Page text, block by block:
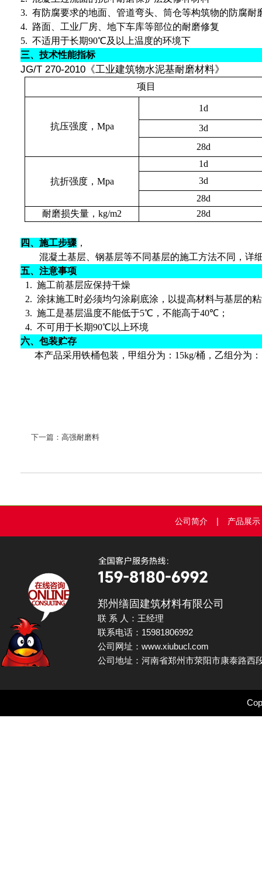
3. 有防腐要求的地面、管道弯头、筒仓等构筑物的防腐耐
4. 路面、工业厂房、地下车库等部位的耐磨修复
5. 不适用于长期90℃及以上温度的环境下
三、技术性能指标
JG/T 270-2010 《工业建筑物水泥基耐磨材料》
项目
抗压强度， Mpa
1d
3d
28d
抗折强度， Mpa
1d
3d
28d
耐磨损失量，kg/m2 28d
四、施工步骤 ，
混凝土基层、钢基层等不同基层的施工方法不同，详
五、注意事项
1. 施工前基层应保持干燥
2. 涂抹施工时必须均匀涂刷底涂，以提高材料与基层的
3. 施工是基层温度不能低于5℃ ，不能高于40℃ ；
4. 不可用于长期90℃ 以上环境
六、包装贮存
本产品采用铁桶包装，甲组分为： 15kg/桶，乙组分为：
下一篇： 高强耐磨料
公司简介 | 产品展示
郑州缮固建筑材料有限公司
联 系 人：王经理
联系电话：15981806992
公司网址：www.xiubucl.com
公司地址：河南省郑州市荥阳市康泰路西